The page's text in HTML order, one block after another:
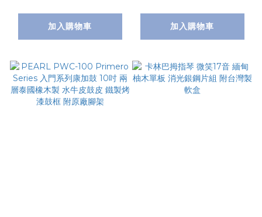
加入購物車 加入購物車